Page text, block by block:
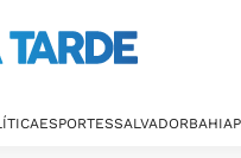
ESPORTESSALVADORBAHIA